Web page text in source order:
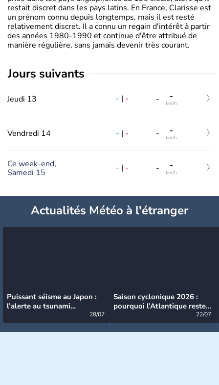
restait discret dans les pays latins. En France, Clarisse est
un prénom connu depuis longtemps, mais il est resté
relativement discret. Il a connu un regain d'intérêt à partir
des années 1980-1990 et continue d'être attribué de
manière régulière, sans jamais devenir très courant.
jours suivants
Jeudi 13 - | - - -
km/h
Vendredi 14 - | - - -
km/h
Ce week-end,
Samedi 15
- | - - -
km/h
Actualités Météo à l'étranger
Puissant séisme au Japon :
l’alerte au tsunami
28/07
Saison cyclonique 2026 :
pourquoi l’Atlantique reste
22/07